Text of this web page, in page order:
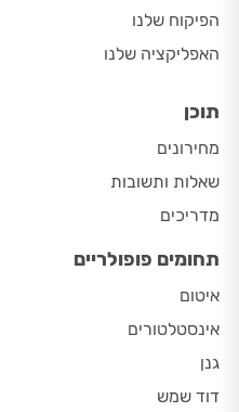
הפיקוח שלנו
האפליקציה שלנו
תוכן
מחירונים
שאלות ותשובות
מדריכים
תחומים פופולריים
איטום
אינסטלטורים
גנן
דוד שמש